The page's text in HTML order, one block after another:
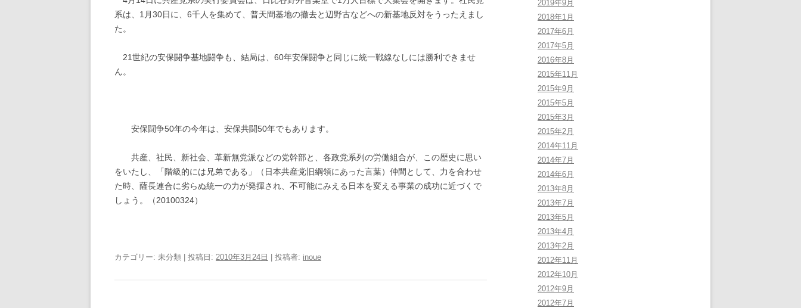
系は、1月30日に、6千人を集めて、普天間基地の撤去と辺野古などへの新基地反対をうったえまし
た。
21世紀の安保闘争基地闘争も、結局は、60年安保闘争と同じに統一戦線なしには勝利できませ
ん。
安保闘争50年の今年は、安保共闘50年でもあります。
共産、社民、新社会、革新無党派などの党幹部と、各政党系列の労働組合が、この歴史に思い
をいたし、「階級的には兄弟である」（日本共産党旧綱領にあった言葉）仲間として、力を合わせ
た時、薩長連合に劣らぬ統一の力が発揮され、不可能にみえる日本を変える事業の成功に近づくで
しょう。（20100324）
カテゴリー: 未分類 | 投稿日: 2010年3月24日 投稿者: inoue
2019年9月
2018年1月
2017年6月
2017年5月
2016年8月
2015年11月
2015年9月
2015年5月
2015年3月
2015年2月
2014年11月
2014年7月
2014年6月
2013年8月
2013年7月
2013年5月
2013年4月
2013年2月
2012年11月
2012年10月
2012年9月
2012年7月